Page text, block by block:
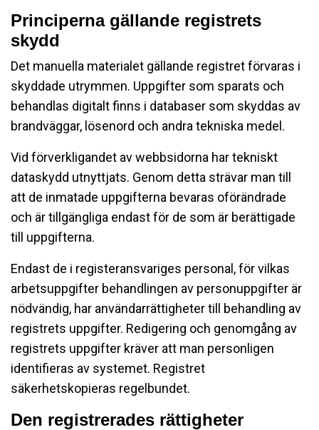
Principerna gällande registrets
skydd
Det manuella materialet gällande registret förvaras i
skyddade utrymmen. Uppgifter som sparats och
behandlas digitalt finns i databaser som skyddas av
brandväggar, lösenord och andra tekniska medel.
Vid förverkligandet av webbsidorna har tekniskt
dataskydd utnyttjats. Genom detta strävar man till
att de inmatade uppgifterna bevaras oförändrade
och är tillgängliga endast för de som är berättigade
till uppgifterna.
Endast de i registeransvariges personal, för vilkas
arbetsuppgifter behandlingen av personuppgifter är
nödvändig, har användarrättigheter till behandling av
registrets uppgifter. Redigering och genomgång av
registrets uppgifter kräver att man personligen
identifieras av systemet. Registret
säkerhetskopieras regelbundet.
Den registrerades rättigheter